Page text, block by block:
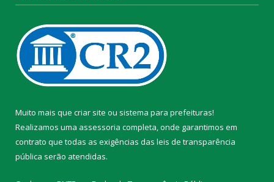
Muito mais que criar site ou sistema para prefeituras!
Realizamos uma assessoria completa, onde garantimos em
contrato que todas as exigências das leis de transparência
pública serão atendidas.